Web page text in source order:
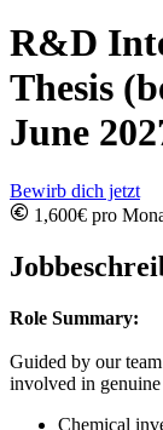
R&D
Thesis
June
Bewirb dich jetzt
1,600€ pro
Role Summary:
Guided by our
involved in
Chemical